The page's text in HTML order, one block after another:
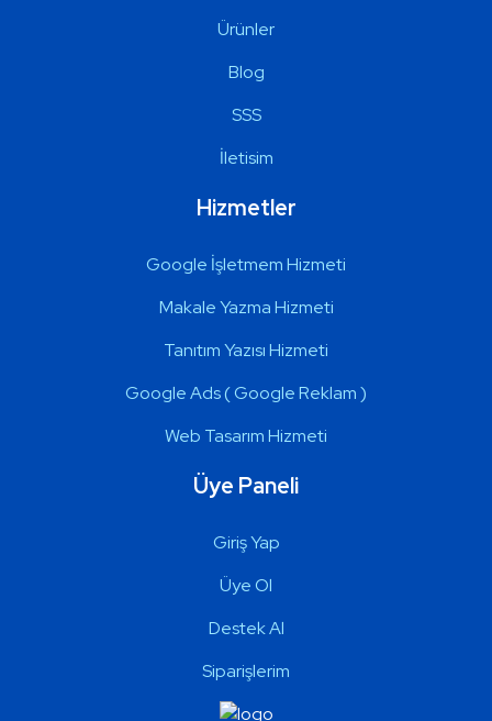
Ürünler
Blog
SSS
İletisim
Hizmetler
Google İşletmem Hizmeti
Makale Yazma Hizmeti
Tanıtım Yazısı Hizmeti
Google Ads ( Google Reklam )
Web Tasarım Hizmeti
Üye Paneli
Giriş Yap
Üye Ol
Destek Al
Siparişlerim